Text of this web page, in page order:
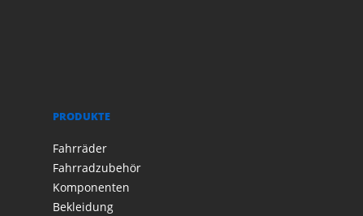
PRODUKTE
Fahrräder
Fahrradzubehör
Komponenten
Bekleidung